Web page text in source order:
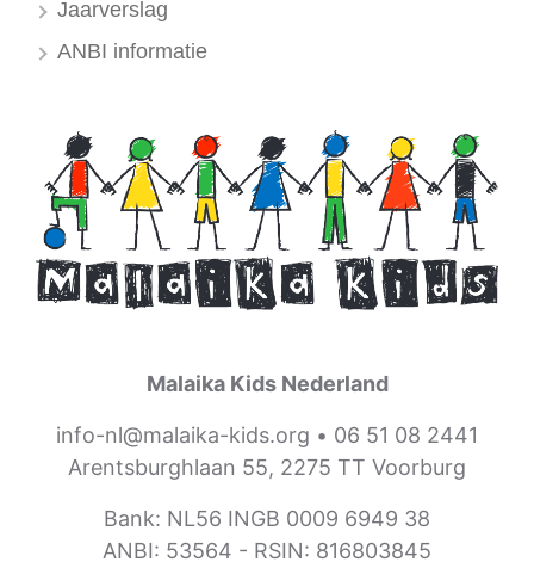
Jaarverslag
ANBI informatie
Malaika Kids Nederland
info-nl@malaika-kids.org • 06 51 08 2441
Arentsburghlaan 55, 2275 TT Voorburg
Bank: NL56 INGB 0009 6949 38
ANBI: 53564 - RSIN: 816803845